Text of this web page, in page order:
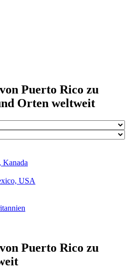
Puerto Rico zu
Orten weltweit
Kanada
USA
Puerto Rico zu